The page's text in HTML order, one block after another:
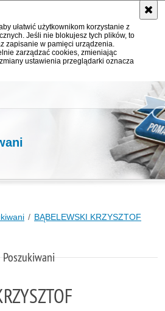
ułatwić użytkownikom korzystanie z
Jeśli nie blokujesz tych plików, to
zapisanie w pamięci urządzenia.
zarządzać cookies, zmieniając
ustawienia przeglądarki oznacza
BĄBELEWSKI KRZYSZTOF
Poszukiwani